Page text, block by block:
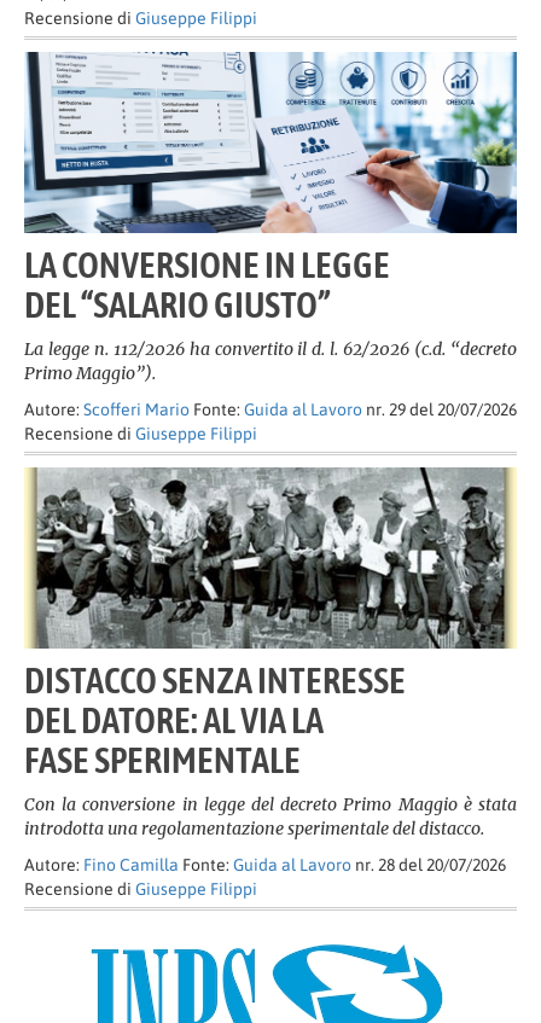
Recensione di Giuseppe Filippi
LA CONVERSIONE IN LEGGE
DEL “SALARIO GIUSTO”
La legge n. 112/2026 ha convertito il d. l. 62/2026 (c.d. “decreto
Primo Maggio”).
Autore: Scofferi Mario Fonte: Guida al Lavoro nr. 29 del 20/07/2026
Recensione di Giuseppe Filippi
DISTACCO SENZA INTERESSE
DEL DATORE: AL VIA LA
FASE SPERIMENTALE
Con la conversione in legge del decreto Primo Maggio è stata
introdotta una regolamentazione sperimentale del distacco.
Autore: Fino Camilla Fonte: Guida al Lavoro nr. 28 del 20/07/2026
Recensione di Giuseppe Filippi